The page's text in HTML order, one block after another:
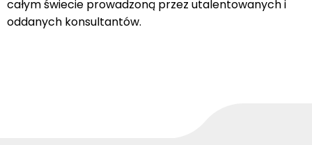
całym świecie prowadzoną przez utalentowanych i
oddanych konsultantów.